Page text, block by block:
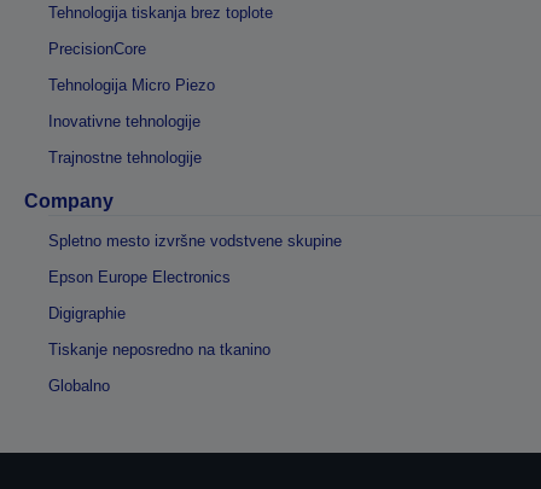
Tehnologija tiskanja brez toplote
PrecisionCore
Tehnologija Micro Piezo
Inovativne tehnologije
Trajnostne tehnologije
Company
Spletno mesto izvršne vodstvene skupine
Epson Europe Electronics
Digigraphie
Tiskanje neposredno na tkanino
Globalno